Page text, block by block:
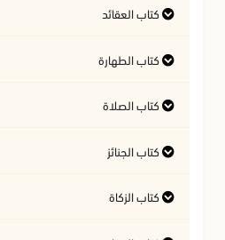
فتاوى متعلقة بالقرآن الكريم
آداب تلاوة القرآن الكريم
فتاوى متعلقة بالحديث الشريف
أسئلة في السيرة النبوية
كتاب العقائد
المسائل المتعلقة بالعقيدة
كتاب الطهارة
أحكام المياه
النجاسات وأحكامها
آداب قضاء الحاجة
كتاب الصلاة
أهمية الصلاة
الأذان والإقامة
كتاب الجنائز
أحكام الجنائز
كتاب الزكاة